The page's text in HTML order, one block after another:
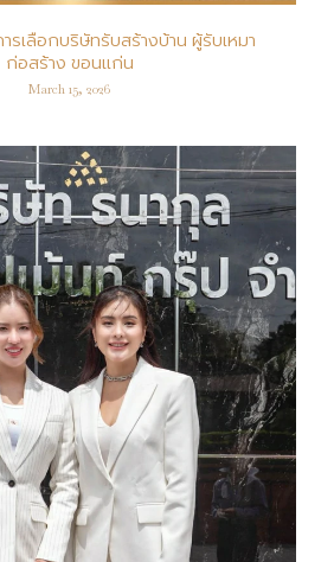
รเลือกบริษัทรับสร้างบ้าน ผู้รับเหมา
ก่อสร้าง ขอนแก่น
March 15, 2026